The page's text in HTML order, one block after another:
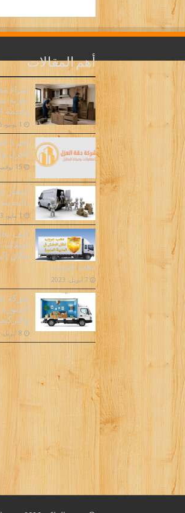
أهم المقالات
شراء
تجربة
وخدمة
1 يونيو، 2026
العزل
15 نوفمبر، 2025
اسعار
1 مايو، 2023
كيف
مكان
دهب جروب
7 أبريل، 2023
شركة
8 أبريل، 2023